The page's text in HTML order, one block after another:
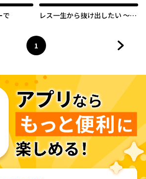
で
レス一生から抜け出したい ～私
ページ
1
へ